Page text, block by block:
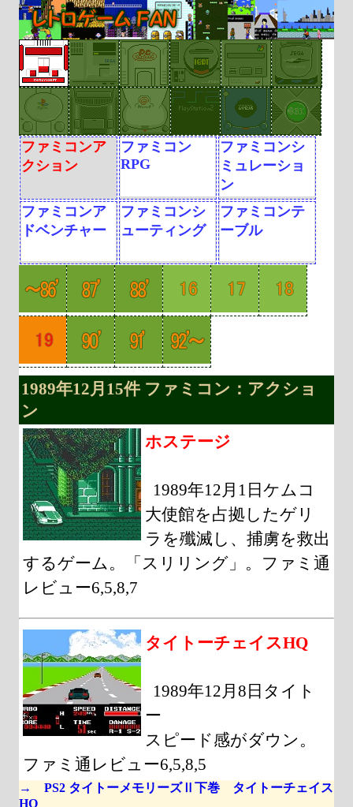
ファミコンア
クション
ファミコン
RPG
ファミコンシ
ミュレーショ
ン
ファミコンア
ドベンチャー
ファミコンシ
ューティング
ファミコンテ
ーブル
1989年12月15件 ファミコン：アクショ
ン
ホステージ
1989年12月1日ケムコ
大使館を占拠したゲリ
ラを殲滅し、捕虜を救出
するゲーム。「スリリング」。ファミ通
レビュー6,5,8,7
タイトーチェイスHQ
1989年12月8日タイト
ー
スピード感がダウン。
ファミ通レビュー6,5,8,5
→ PS2 タイトーメモリーズⅡ下巻 タイトーチェイス
HQ